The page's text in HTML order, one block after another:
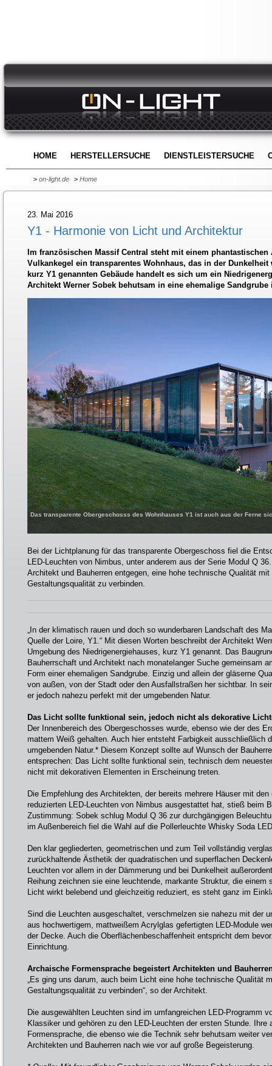
HOME HERSTELLERSUCHE DIENSTLEISTERSUCHE
> on-light.de > Home
23. Mai 2016
Y1 - Harmonie von Licht und Architektur
Im französischen Massif Central steht mit einem
Vulkankegel ein transparentes Wohnhaus, das in der
kurz Y1 genannten Gebäude handelt es sich um ein
Architekt Werner Sobek behutsam in eine ehemalige Sandgrube
Das transparente Obergeschosss des Wohnhauses Y1 ist auch aus der Ferne
Bei der Lichtplanung für das transparente Obergeschoss fiel die
LED-Leuchten von Nimbus, unter anderem aus der Serie Modul Q
Architekt und Bauherren entgegen, eine hohe technische Qualität
Gestaltungsqualität zu verbinden.
„In der klimatisch rauen und doch so wunderbaren Landschaft des
Quelle der Loire, Y1.“ Mit diesen Worten beschreibt der Architekt
Umgebung des Niedrigenergiehauses, kurz Y1 genannt. Das
Bauherrschaft und Architekt nach monatelanger Suche gemeinsam
Form einer ehemaligen Sandgrube. Einzig und allein der gläserne
von außen, von der Stadt oder den Ausfallstraßen her sichtbar. In
er jedoch nahezu perfekt mit der umgebenden Natur.
Das Licht sollte funktional sein, jedoch nicht als dekorative
Der Innenbereich des Obergeschosses wurde, ebenso wie der des
mattem Weiß gehalten. Auch hier entsteht Farbigkeit ausschließlich
umgebenden Natur.* Diesem Konzept sollte auf Wunsch der
entsprechen: Das Licht sollte funktional sein, technisch dem
nicht mit dekorativen Elementen in Erscheinung treten.
Die Empfehlung des Architekten, der bereits mehrere Häuser mit
reduzierten LED-Leuchten von Nimbus ausgestattet hat, stieß beim
Zustimmung: Sobek schlug Modul Q 36 zur durchgängigen
im Außenbereich fiel die Wahl auf die Pollerleuchte Whisky Soda
Den klar gegliederten, geometrischen und zum Teil vollständig
zurückhaltende Ästhetik der quadratischen und superflachen
Leuchten vor allem in der Dämmerung und bei Dunkelheit
Reihung zeichnen sie eine leuchtende, markante Struktur, die einem
Licht wirkt belebend und gleichzeitig reduziert, es steht ganz im
Sind die Leuchten ausgeschaltet, verschmelzen sie nahezu mit der
aus hochwertigem, mattweißem Acrylglas gefertigten LED-Module
der Decke. Auch die Oberflächenbeschaffenheit entspricht dem
Einrichtung.
Archaische Formensprache begeistert Architekten und
„Es ging uns darum, auch beim Licht eine hohe technische Qualität
Gestaltungsqualität zu verbinden“, so der Architekt.
Die ausgewählten Leuchten sind im umfangreichen LED-Programm
Klassiker und gehören zu den LED-Leuchten der ersten Stunde. Ihre
Formensprache, die ebenso wie die Technik sehr behutsam weiter
Architekten und Bauherren nach wie vor auf große Begeisterung.